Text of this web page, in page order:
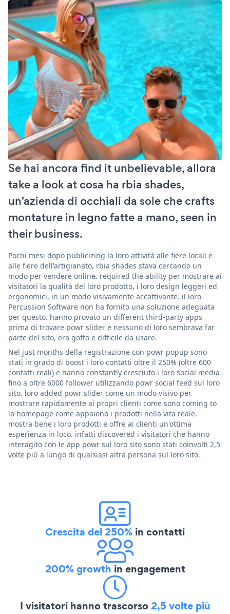
Se hai ancora find it unbelievable, allora
take a look at cosa ha rbia shades,
un'azienda di occhiali da sole che crafts
montature in legno fatte a mano, seen in
their business.
Pochi mesi dopo publicizing la loro attività alle fiere locali e
alle fiere dell'artigianato, rbia shades stava cercando un
modo per vendere online. required the ability per mostrare ai
visitatori la qualità del loro prodotto, i loro design leggeri ed
ergonomici, in un modo visivamente accattivante. il loro
Percussion Software non ha fornito una soluzione adeguata
per questo. hanno provato un different third-party apps
prima di trovare powr slider e nessuno di loro sembrava far
parte del sito, era goffo e difficile da usare.
Nel just months della registrazione con powr popup sono
stati in grado di boost i loro contatti oltre il 250% (oltre 600
contatti reali) e hanno constantly cresciuto i loro social media
fino a oltre 6000 follower utilizzando powr social feed sul loro
sito. loro added powr slider come un modo visivo per
mostrare rapidamente ai propri clienti come sono coming to
la homepage come appaiono i prodotti nella vita reale.
mostra bene i loro prodotti e offre ai clienti un'ottima
esperienza in loco. infatti discovered i visitatori che hanno
interagito con le app powr sul loro sito sono stati coinvolti 2,5
volte più a lungo di qualsiasi altra persona sul loro sito.
Crescita del 250% in contatti
200% growth in engagement
I visitatori hanno trascorso2,5 volte più